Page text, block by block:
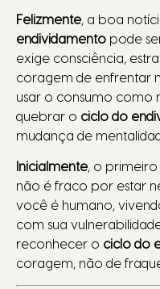
Felizmente, a boa
endividamento pode
exige consciência,
coragem de enfrentar
usar o consumo como
quebrar o ciclo do
mudança de
Inicialmente, o
não é fraco por estar
você é humano,
com sua
reconhecer o ciclo do
coragem, não de